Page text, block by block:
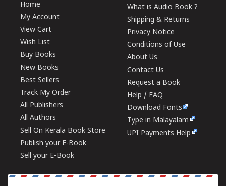
Home
My Account
View Cart
Wish List
Buy Books
New Books
Best Sellers
Track My Order
All Publishers
All Authors
Sell On Kerala Book Store
Publish your E-Book
Sell your E-Book
What is Audio Book ?
Shipping & Returns
Privacy Notice
Conditions of Use
About Us
Contact Us
Request a Book
Help / FAQ
Download Fonts
Type in Malayalam
UPI Payments Help